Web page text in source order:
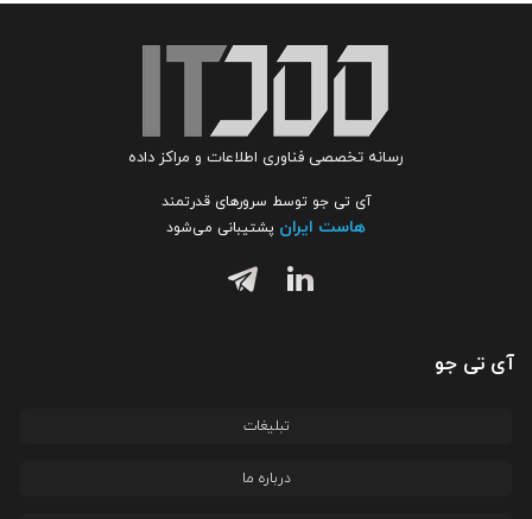
رسانه تخصصی فناوری اطلاعات و مراکز داده
آی تی جو توسط سرورهای قدرتمند
هاست ایران پشتیبانی می‌شود
آی تی جو
تبلیغات
درباره ما